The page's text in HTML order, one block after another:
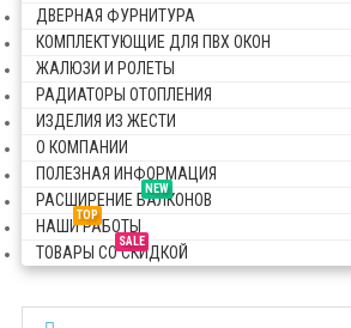
ДВЕРНАЯ ФУРНИТУРА
КОМПЛЕКТУЮЩИЕ ДЛЯ ПВХ ОКОН
ЖАЛЮЗИ И РОЛЕТЫ
РАДИАТОРЫ ОТОПЛЕНИЯ
ИЗДЕЛИЯ ИЗ ЖЕСТИ
О КОМПАНИИ
ПОЛЕЗНАЯ ИНФОРМАЦИЯ
NEW
РАСШИРЕНИЕ БАЛКОНОВ
TOP
НАШИ РАБОТЫ
SALE
ТОВАРЫ СО СКИДКОЙ